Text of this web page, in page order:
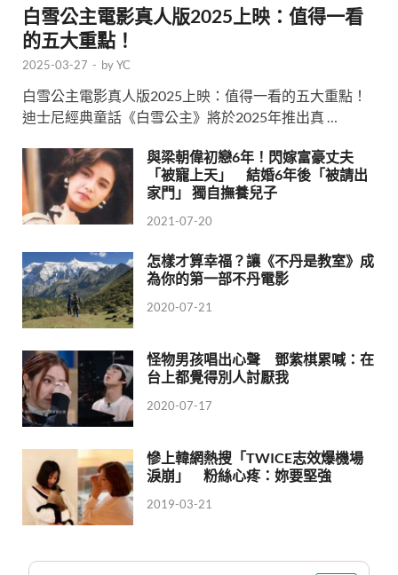
白雪公主電影真人版2025上映：值得一看
的五大重點！
2025-03-27 - byYC
白雪公主電影真人版2025上映：值得一看的五大重點！
迪士尼經典童話《白雪公主》將於2025年推出真 …
與梁朝偉初戀6年！閃嫁富豪丈夫
「被寵上天」 結婚6年後「被請出
家門」 獨自撫養兒子
2021-07-20
怎樣才算幸福？讓《不丹是教室》成
為你的第一部不丹電影
2020-07-21
怪物男孩唱出心聲 鄧紫棋累喊：在
台上都覺得別人討厭我
2020-07-17
慘上韓網熱搜「TWICE志效爆機場
淚崩」 粉絲心疼：妳要堅強
2019-03-21